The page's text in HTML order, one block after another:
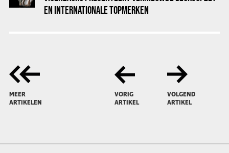
EN INTERNATIONALE TOPMERKEN
MEER
ARTIKELEN
VORIG
ARTIKEL
VOLGEND
ARTIKEL